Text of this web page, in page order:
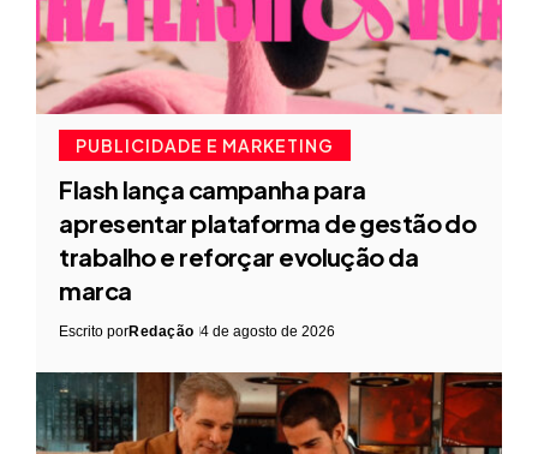
PUBLICIDADE E MARKETING
Flash lança campanha para
apresentar plataforma de gestão do
trabalho e reforçar evolução da
marca
Escrito porRedação 4 de agosto de 2026